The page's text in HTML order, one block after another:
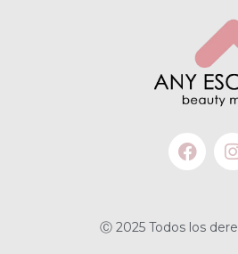
Ⓒ 2025 Todos los